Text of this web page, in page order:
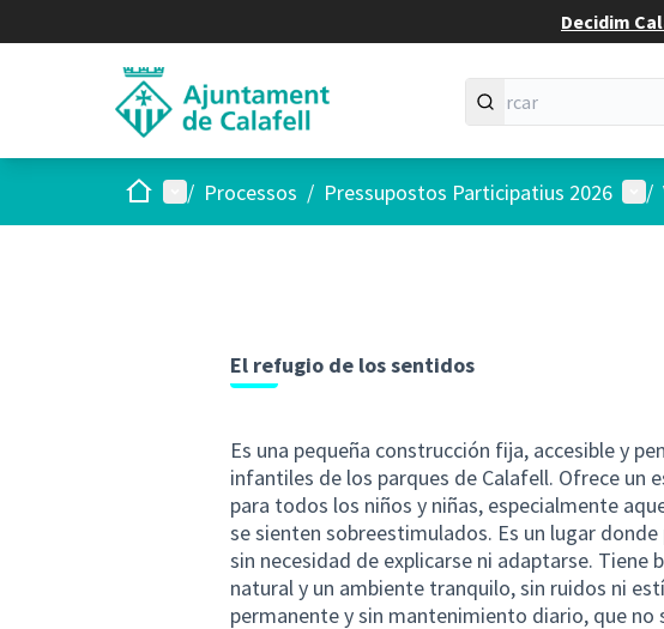
Decidim
Inici Menú principal
/ Processos / Pressupostos Participatius 2026 /
El refugio de los sentidos
Es una pequeña construcción fija, accesible y
infantiles de los parques de Calafell. Ofrece un
para todos los niños y niñas, especialmente
se sienten sobreestimulados. Es un lugar
sin necesidad de explicarse ni adaptarse. Tiene
natural y un ambiente tranquilo, sin ruidos ni
permanente y sin mantenimiento diario, que no